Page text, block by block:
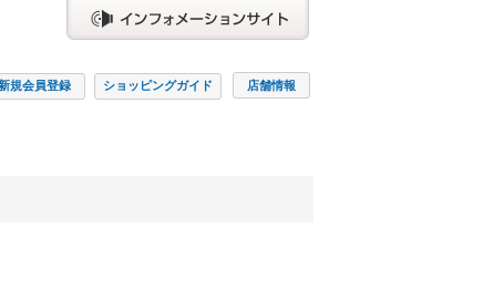
規会員登録 ショッピングガイド 店舗情報